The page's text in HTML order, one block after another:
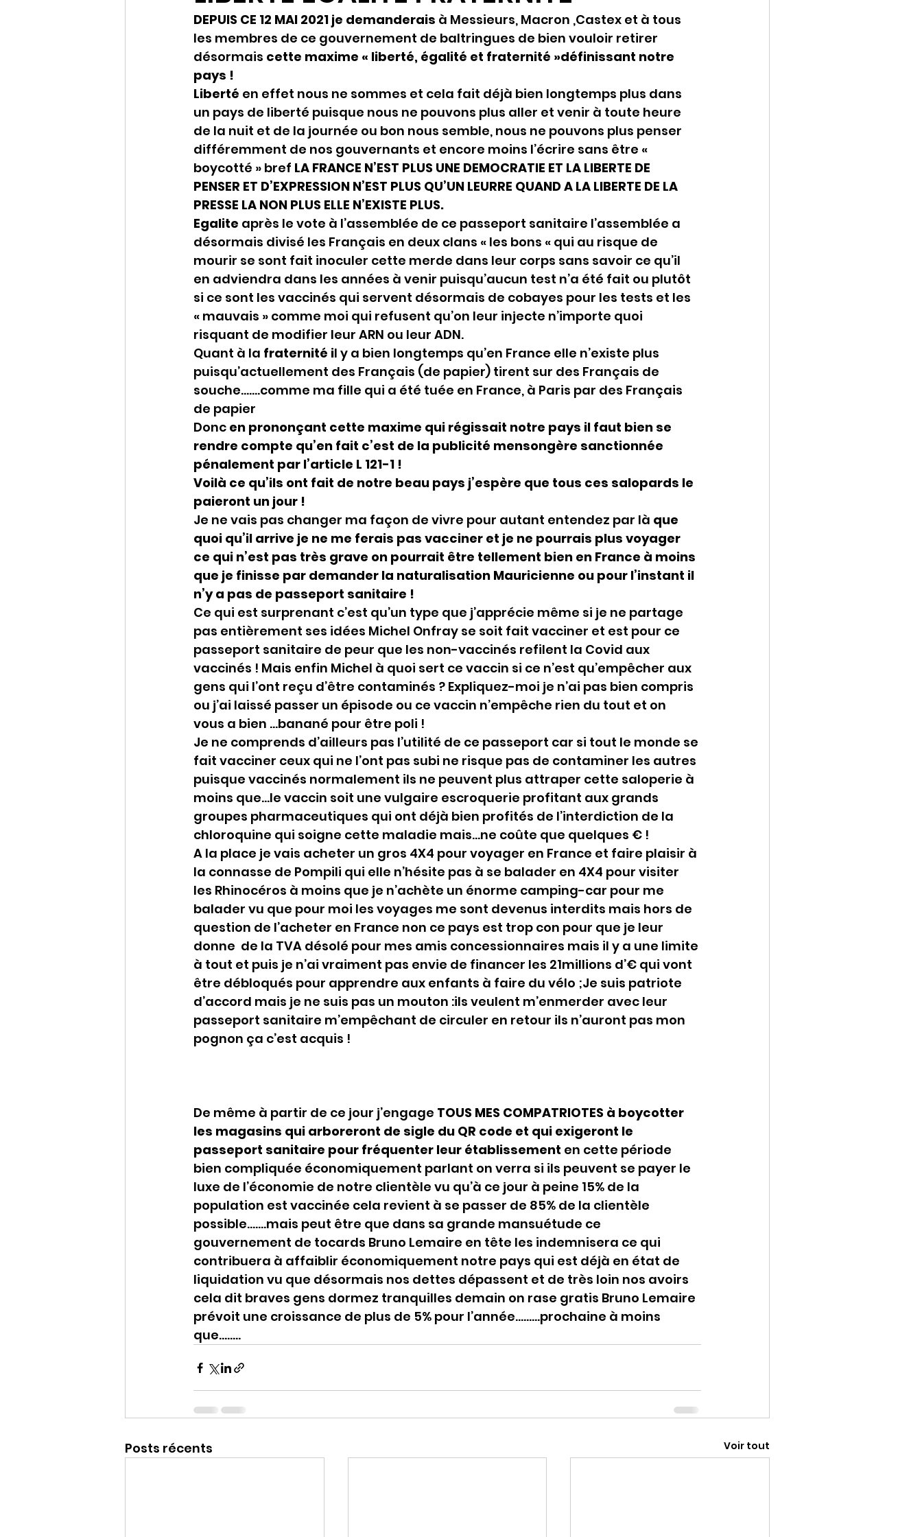
DEPUIS CE 12 MAI 2021 je demanderais à Messieurs, Macron ,Castex et à tous
les membres de ce gouvernement de baltringues de bien vouloir retirer
désormais cette maxime « liberté, égalité et fraternité »définissant notre
pays !
Liberté en effet nous ne sommes et cela fait déjà bien longtemps plus dans
un pays de liberté puisque nous ne pouvons plus aller et venir à toute heure
de la nuit et de la journée ou bon nous semble, nous ne pouvons plus penser
différemment de nos gouvernants et encore moins l’écrire sans être «
boycotté » bref LA FRANCE N’EST PLUS UNE DEMOCRATIE ET LA LIBERTE DE
PENSER ET D’EXPRESSION N’EST PLUS QU’UN LEURRE QUAND A LA LIBERTE DE LA
PRESSE LA NON PLUS ELLE N’EXISTE PLUS.
Egalite après le vote à l’assemblée de ce passeport sanitaire l’assemblée a
désormais divisé les Français en deux clans « les bons « qui au risque de
mourir se sont fait inoculer cette merde dans leur corps sans savoir ce qu’il
en adviendra dans les années à venir puisqu’aucun test n’a été fait ou plutôt
si ce sont les vaccinés qui servent désormais de cobayes pour les tests et les
« mauvais » comme moi qui refusent qu’on leur injecte n’importe quoi
risquant de modifier leur ARN ou leur ADN.
Quant à la fraternité il y a bien longtemps qu’en France elle n’existe plus
puisqu’actuellement des Français (de papier) tirent sur des Français de
souche…….comme ma fille qui a été tuée en France, à Paris par des Français
de papier
Donc en prononçant cette maxime qui régissait notre pays il faut bien se
rendre compte qu’en fait c’est de la publicité mensongère sanctionnée
pénalement par l’article L 121-1 !
Voilà ce qu’ils ont fait de notre beau pays j’espère que tous ces salopards le
paieront un jour !
Je ne vais pas changer ma façon de vivre pour autant entendez par là que
quoi qu’il arrive je ne me ferais pas vacciner et je ne pourrais plus voyager
ce qui n’est pas très grave on pourrait être tellement bien en France à moins
que je finisse par demander la naturalisation Mauricienne ou pour l’instant il
n’y a pas de passeport sanitaire !
Ce qui est surprenant c’est qu’un type que j’apprécie même si je ne partage
pas entièrement ses idées Michel Onfray se soit fait vacciner et est pour ce
passeport sanitaire de peur que les non-vaccinés refilent la Covid aux
vaccinés ! Mais enfin Michel à quoi sert ce vaccin si ce n’est qu’empêcher aux
gens qui l’ont reçu d’être contaminés ? Expliquez-moi je n’ai pas bien compris
ou j’ai laissé passer un épisode ou ce vaccin n’empêche rien du tout et on
vous a bien …banané pour être poli !
Je ne comprends d’ailleurs pas l’utilité de ce passeport car si tout le monde se
fait vacciner ceux qui ne l’ont pas subi ne risque pas de contaminer les autres
puisque vaccinés normalement ils ne peuvent plus attraper cette saloperie à
moins que…le vaccin soit une vulgaire escroquerie profitant aux grands
groupes pharmaceutiques qui ont déjà bien profités de l’interdiction de la
chloroquine qui soigne cette maladie mais…ne coûte que quelques € !
A la place je vais acheter un gros 4X4 pour voyager en France et faire plaisir à
la connasse de Pompili qui elle n’hésite pas à se balader en 4X4 pour visiter
les Rhinocéros à moins que je n’achète un énorme camping-car pour me
balader vu que pour moi les voyages me sont devenus interdits mais hors de
question de l’acheter en France non ce pays est trop con pour que je leur
donne  de la TVA désolé pour mes amis concessionnaires mais il y a une limite
à tout et puis je n’ai vraiment pas envie de financer les 21millions d’€ qui vont
être débloqués pour apprendre aux enfants à faire du vélo ;Je suis patriote
d’accord mais je ne suis pas un mouton :ils veulent m’enmerder avec leur
passeport sanitaire m’empêchant de circuler en retour ils n’auront pas mon
pognon ça c’est acquis !
De même à partir de ce jour j’engage TOUS MES COMPATRIOTES à boycotter
les magasins qui arboreront de sigle du QR code et qui exigeront le
passeport sanitaire pour fréquenter leur établissement en cette période
bien compliquée économiquement parlant on verra si ils peuvent se payer le
luxe de l’économie de notre clientèle vu qu’à ce jour à peine 15% de la
population est vaccinée cela revient à se passer de 85% de la clientèle
possible…….mais peut être que dans sa grande mansuétude ce
gouvernement de tocards Bruno Lemaire en tête les indemnisera ce qui
contribuera à affaiblir économiquement notre pays qui est déjà en état de
liquidation vu que désormais nos dettes dépassent et de très loin nos avoirs
cela dit braves gens dormez tranquilles demain on rase gratis Bruno Lemaire
prévoit une croissance de plus de 5% pour l’année………prochaine à moins
que……..
Posts récents Voir tout